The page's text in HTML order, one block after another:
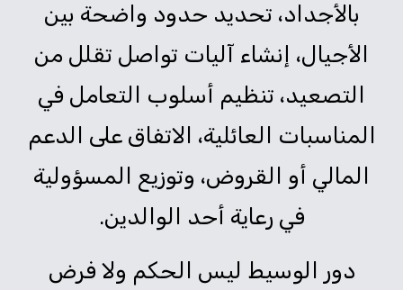
بالأجداد، تحديد حدود واضحة بين
الأجيال، إنشاء آليات تواصل تقلل من
التصعيد، تنظيم أسلوب التعامل في
المناسبات العائلية، الاتفاق على الدعم
المالي أو القروض، وتوزيع المسؤولية
في رعاية أحد الوالدين.
دور الوسيط ليس الحكم ولا فرض